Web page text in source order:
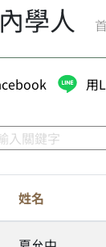
學人
用
姓名